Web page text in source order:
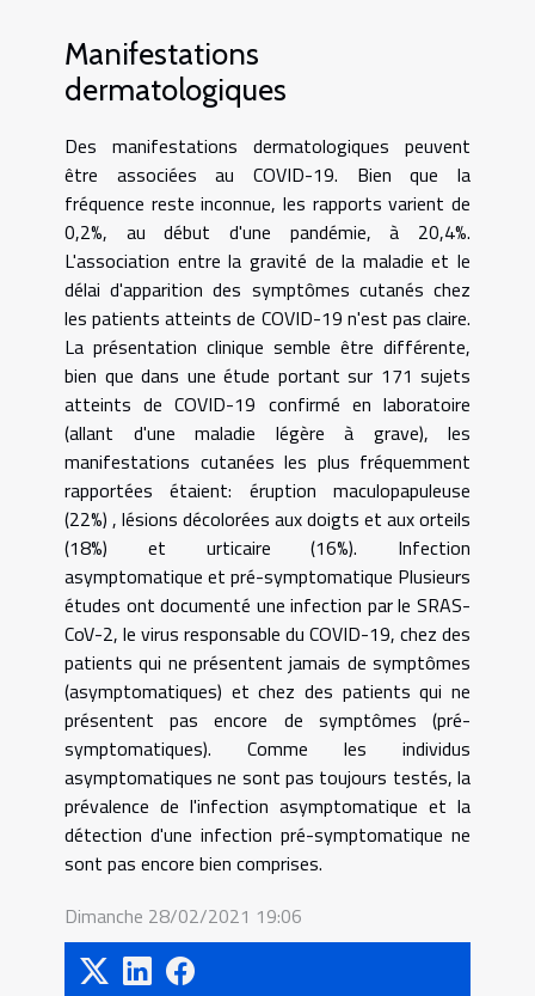
Manifestations
dermatologiques
Des manifestations dermatologiques peuvent
être associées au COVID-19. Bien que la
fréquence reste inconnue, les rapports varient de
0,2%, au début d'une pandémie, à 20,4%.
L'association entre la gravité de la maladie et le
délai d'apparition des symptômes cutanés chez
les patients atteints de COVID-19 n'est pas claire.
La présentation clinique semble être différente,
bien que dans une étude portant sur 171 sujets
atteints de COVID-19 confirmé en laboratoire
(allant d'une maladie légère à grave), les
manifestations cutanées les plus fréquemment
rapportées étaient: éruption maculopapuleuse
(22%) , lésions décolorées aux doigts et aux orteils
(18%) et urticaire (16%). Infection
asymptomatique et pré-symptomatique Plusieurs
études ont documenté une infection par le SRAS-
CoV-2, le virus responsable du COVID-19, chez des
patients qui ne présentent jamais de symptômes
(asymptomatiques) et chez des patients qui ne
présentent pas encore de symptômes (pré-
symptomatiques). Comme les individus
asymptomatiques ne sont pas toujours testés, la
prévalence de l'infection asymptomatique et la
détection d'une infection pré-symptomatique ne
sont pas encore bien comprises.
Dimanche 28/02/2021 19:06